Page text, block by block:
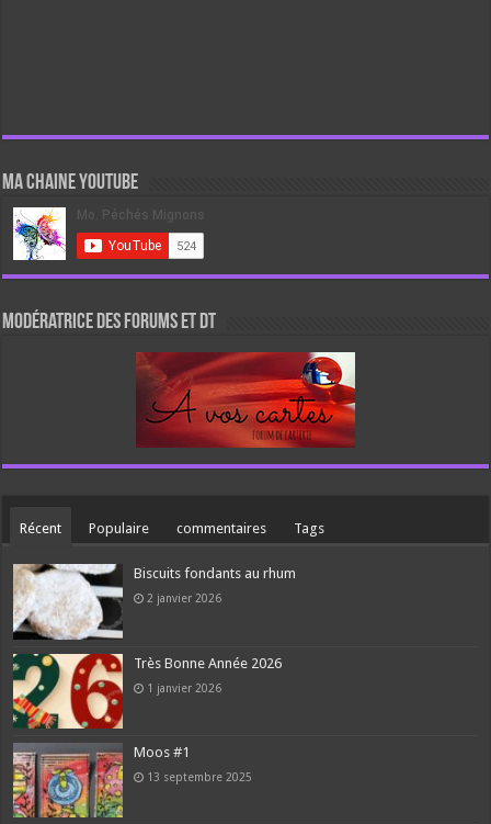
Ma chaine Youtube
Modératrice des forums et DT
Récent Populaire commentaires Tags
Biscuits fondants au rhum
2 janvier 2026
Très Bonne Année 2026
1 janvier 2026
Moos #1
13 septembre 2025